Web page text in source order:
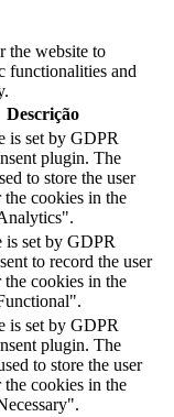
the website to
functionalities and
Descrição
is set by GDPR
plugin. The
to store the user
the cookies in the
is set by GDPR
to record the user
the cookies in the
is set by GDPR
plugin. The
to store the user
the cookies in the